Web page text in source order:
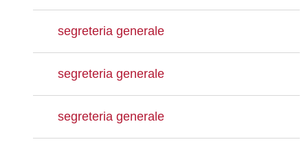
segreteria generale
segreteria generale
segreteria generale